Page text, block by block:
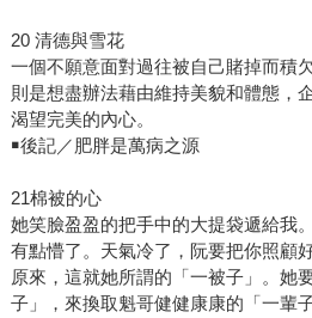
20 清德與雪花
一個不願意面對過往被自己賭掉而積
則是想盡辦法藉由維持美貌和體態，
渴望完美的內心。
￭後記／肥胖是萬病之源
21棉被的心
她笑臉盈盈的把手中的大提袋遞給我
有點懵了。天氣冷了，阮要把你照顧
原來，這就她所謂的「一被子」。她
子」，來換取魁哥健健康康的「一輩子